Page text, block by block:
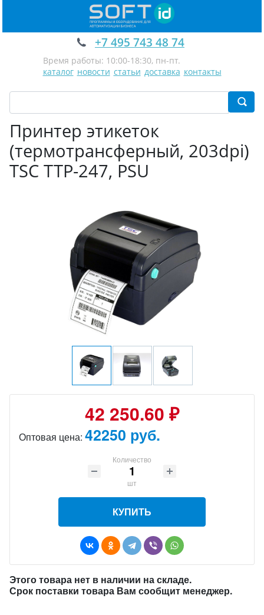
+7 495 743 48 74
Время работы: 10:00-18:30, пн-пт.
каталог новости статьи доставка контакты
Принтер этикеток
(термотрансферный, 203dpi)
TSC TTP-247, PSU
42 250.60 ₽
Оптовая цена: 42250 руб.
Количество
шт
КУПИТЬ
Этого товара нет в наличии на складе.
Срок поставки товара Вам сообщит менеджер.